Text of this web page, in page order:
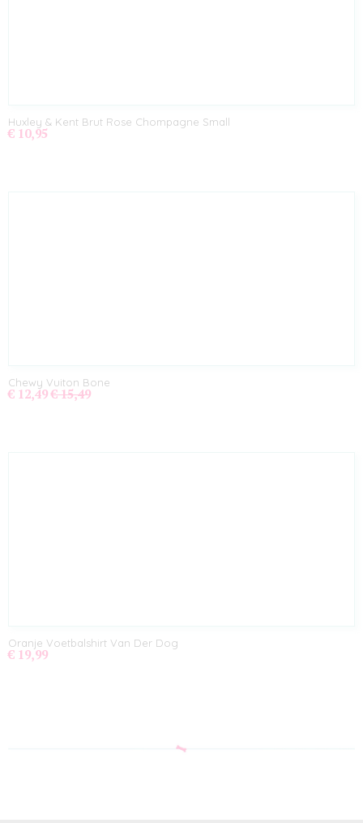
Huxley & Kent Brut Rose Chompagne Small
€ 10,95
Chewy Vuiton Bone
€ 12,49 € 15,49
Oranje Voetbalshirt Van Der Dog
€ 19,99